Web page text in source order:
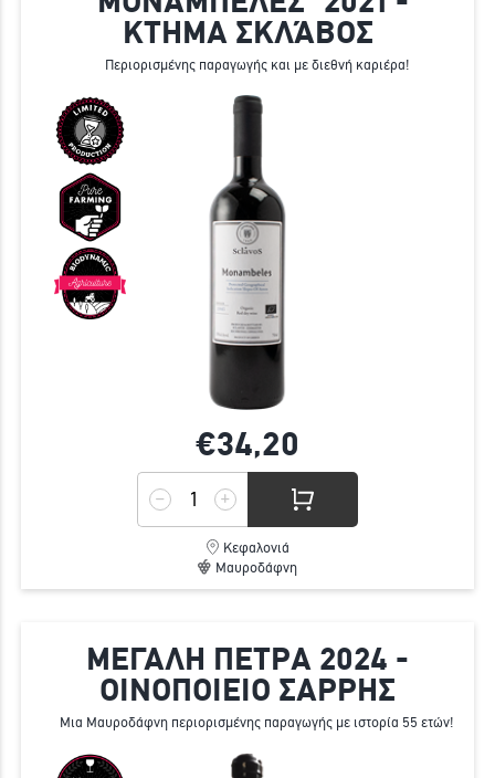
ΚΤΗΜΑ ΣΚΛΆΒΟΣ
Περιορισμένης παραγωγής και με διεθνή καριέρα!
€34,20
Κεφαλονιά
Μαυροδάφνη
ΜΕΓΑΛΗ ΠΕΤΡΑ 2024 -
ΟΙΝΟΠΟΙΕΙΟ ΣΑΡΡΗΣ
Μια Μαυροδάφνη περιορισμένης παραγωγής με ιστορία 55 ετών!